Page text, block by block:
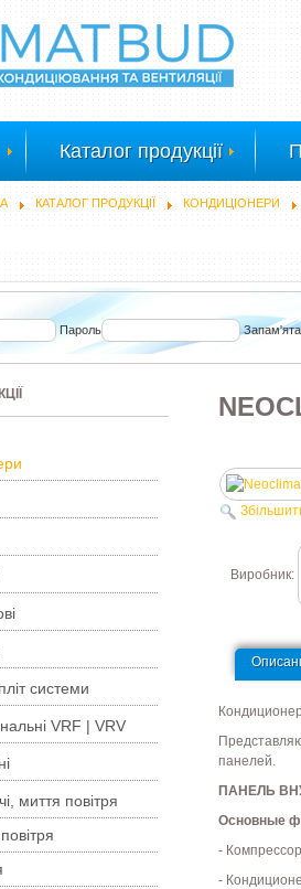
Каталог продукції
КАТАЛОГ ПРОДУКЦІЇ КОНДИЦІОНЕРИ
Пароль
системи
VRF | VRV
миття повітря
Виробник:
панелей.
ПАНЕЛЬ
Основные
-
-